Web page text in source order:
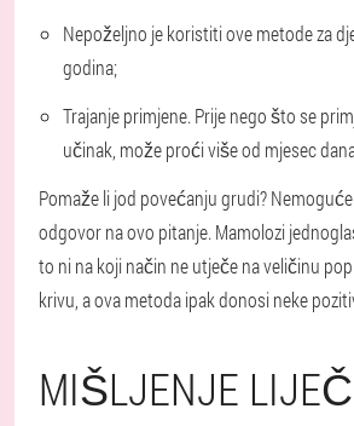
Nepoželjno je koristiti ove metode za
godina;
Trajanje primjene. Prije nego što se
učinak, može proći više od mjesec
Pomaže li jod povećanju grudi?
odgovor na ovo pitanje. Mamolozi
to ni na koji način ne utječe na veličinu
krivu, a ova metoda ipak donosi neke
MIŠLJENJE